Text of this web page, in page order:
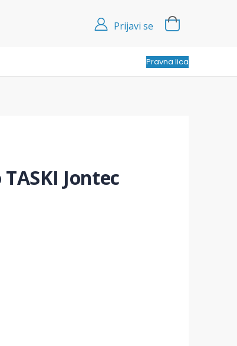
Prijavi se
Pravna lica
Jontec